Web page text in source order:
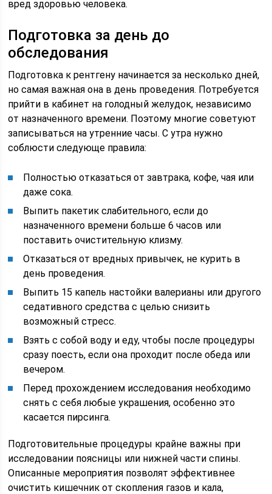
вред здоровью человека.
Подготовка за день до
обследования
Подготовка к рентгену начинается за несколько дней,
но самая важная она в день проведения. Потребуется
прийти в кабинет на голодный желудок, независимо
от назначенного времени. Поэтому многие советуют
записываться на утренние часы. С утра нужно
соблюсти следующе правила:
Полностью отказаться от завтрака, кофе, чая или
даже сока.
Выпить пакетик слабительного, если до
назначенного времени больше 6 часов или
поставить очистительную клизму.
Отказаться от вредных привычек, не курить в
день проведения.
Выпить 15 капель настойки валерианы или другого
седативного средства с целью снизить
возможный стресс.
Взять с собой воду и еду, чтобы после процедуры
сразу поесть, если она проходит после обеда или
вечером.
Перед прохождением исследования необходимо
снять с себя любые украшения, особенно это
касается пирсинга.
Подготовительные процедуры крайне важны при
исследовании поясницы или нижней части спины.
Описанные мероприятия позволят эффективнее
очистить кишечник от скопления газов и кала,